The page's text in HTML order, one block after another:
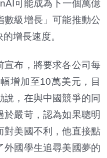
可能成為下一個萬億
數級增長」可能推動公
增長速度。
宣布，將要求各公司每
增加至10萬美元，目
說，在與中國競爭的同
於嚴苛，認為如果聰明
對美國不利，他直接點
外國學生追尋美國夢的